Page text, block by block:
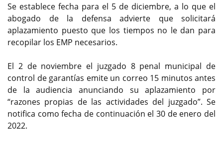
Se establece fecha para el 5 de diciembre, a lo que el
abogado de la defensa advierte que solicitará
aplazamiento puesto que los tiempos no le dan para
recopilar los EMP necesarios.
El 2 de noviembre el juzgado 8 penal municipal de
control de garantías emite un correo 15 minutos antes
de la audiencia anunciando su aplazamiento por
“razones propias de las actividades del juzgado”. Se
notifica como fecha de continuación el 30 de enero del
2022.